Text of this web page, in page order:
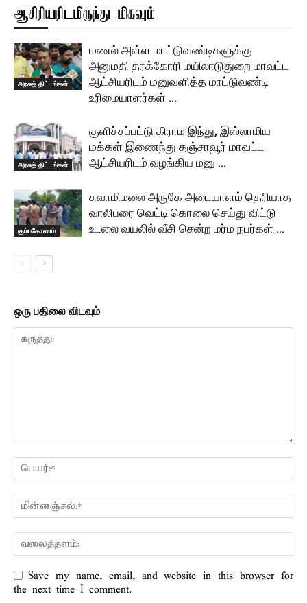
ஆசிரியரிடமிருந்து மிகவும்
அரசுத் திட்டங்கள்
மணல் அள்ள மாட்டுவண்டிகளுக்கு
அனுமதி தரக்கோரி மயிலாடுதுறை மாவட்ட
ஆட்சியரிடம் மனுவளித்த மாட்டுவண்டி
உரிமையாளர்கள் …
அரசுத் திட்டங்கள்
குளிச்சப்பட்டு கிராம இந்து, இஸ்லாமிய
மக்கள் இணைந்து தஞ்சாவூர் மாவட்ட
ஆட்சியரிடம் வழங்கிய மனு …
கும்பகோணம்
சுவாமிமலை அருகே அடையாளம் தெரியாத
வாலிபரை வெட்டி கொலை செய்து விட்டு
உடலை வயலில் வீசி சென்ற மர்ம நபர்கள் …
ஒரு பதிலை விடவும்
Save my name, email, and website in this browser for
the next time I comment.